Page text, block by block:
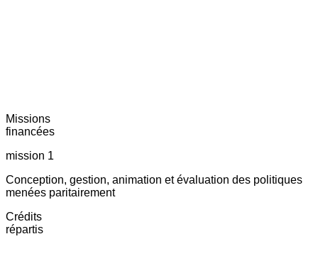
Missions
financées
mission 1
Conception, gestion, animation et évaluation des politiques
menées paritairement
Crédits
répartis